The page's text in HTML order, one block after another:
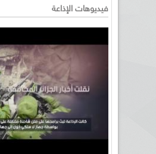
فيديوهات الإذاعة